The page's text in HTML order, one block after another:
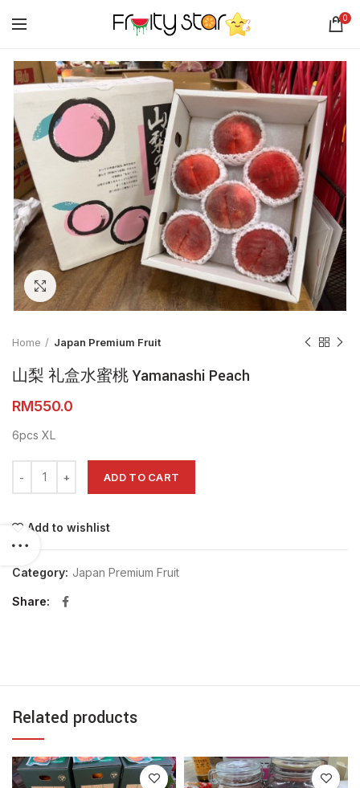
0
Click to enlarge
Home Japan Premium Fruit
山梨 礼盒水蜜桃 Yamanashi Peach
RM
6pcs XL
ADD TO CART
Add to wishlist
Category: Japan Premium Fruit
Share
Related products